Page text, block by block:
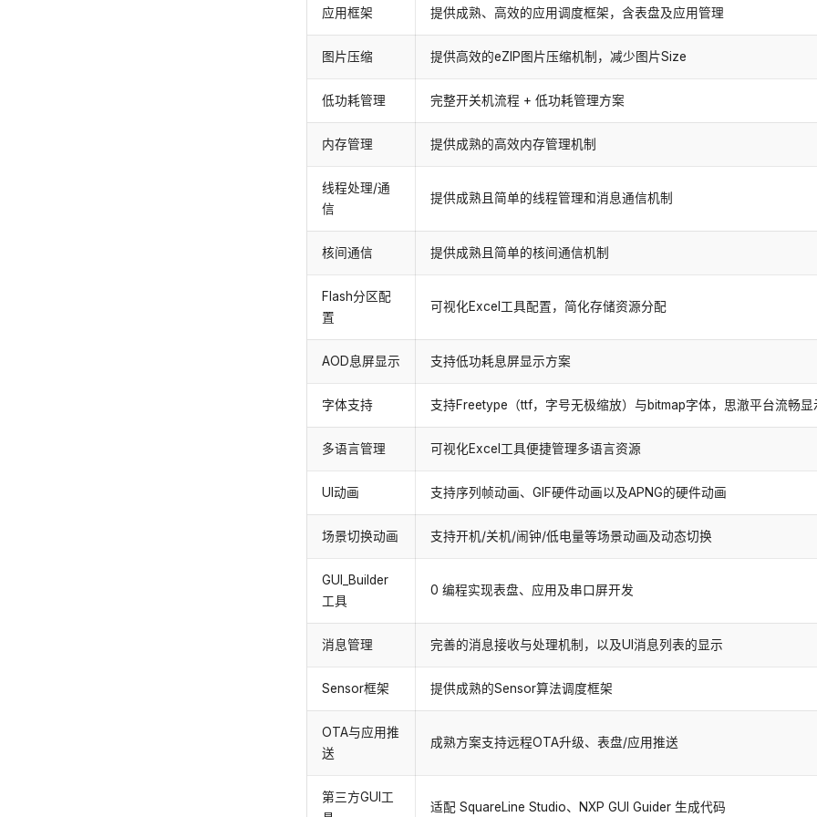
应用框架 提供成熟、高效的应用调度框架，含表盘及应用管理
图片压缩 提供高效的eZIP图片压缩机制，减少图片Size
低功耗管理 完整开关机流程 + 低功耗管理方案
内存管理 提供成熟的高效内存管理机制
线程处理/通
信
提供成熟且简单的线程管理和消息通信机制
核间通信 提供成熟且简单的核间通信机制
Flash分区配
置
可视化Excel工具配置，简化存储资源分配
AOD息屏显示 支持低功耗息屏显示方案
字体支持 支持Freetype（ttf，字号无极缩放）与bitmap字体，思澈平台流畅显
多语言管理 可视化Excel工具便捷管理多语言资源
UI动画 支持序列帧动画、GIF硬件动画以及APNG的硬件动画
场景切换动画 支持开机/关机/闹钟/低电量等场景动画及动态切换
GUI_Builder
工具
0 编程实现表盘、应用及串口屏开发
消息管理 完善的消息接收与处理机制，以及UI消息列表的显示
Sensor框架 提供成熟的Sensor算法调度框架
OTA与应用推
送
成熟方案支持远程OTA升级、表盘/应用推送
第三方GUI工
适配 SquareLine Studio、NXP GUI Guider 生成代码